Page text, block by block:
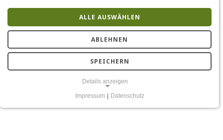
Evaluation unserer
Science Comics
ALLE AUSWÄHLEN
ABLEHNEN
SPEICHERN
Details anzeigen
NOTWENDIGE COOKIES
Notwendige Cookies ermöglichen grundlegende Funktionen und sind
Impressum | Datenschutz